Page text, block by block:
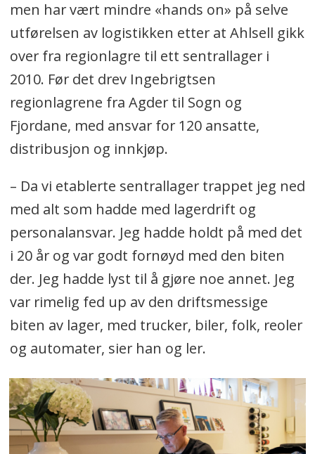
men har vært mindre «hands on» på selve
utførelsen av logistikken etter at Ahlsell gikk
over fra regionlagre til ett sentrallager i
2010. Før det drev Ingebrigtsen
regionlagrene fra Agder til Sogn og
Fjordane, med ansvar for 120 ansatte,
distribusjon og innkjøp.
– Da vi etablerte sentrallager trappet jeg ned
med alt som hadde med lagerdrift og
personalansvar. Jeg hadde holdt på med det
i 20 år og var godt fornøyd med den biten
der. Jeg hadde lyst til å gjøre noe annet. Jeg
var rimelig fed up av den driftsmessige
biten av lager, med trucker, biler, folk, reoler
og automater, sier han og ler.